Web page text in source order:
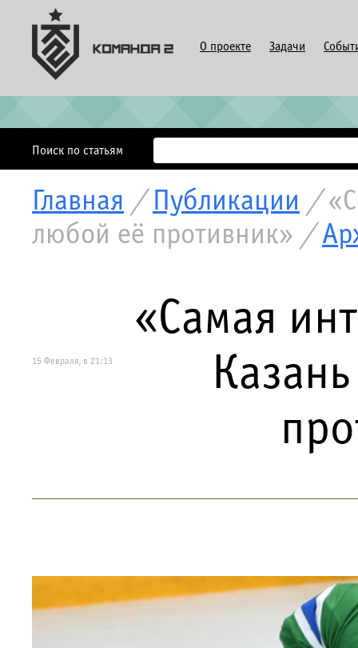
О проекте Задачи
Поиск по статьям
Главная / Публикации /
любой её противник» /
15 Февраля, в 21:13
«Самая